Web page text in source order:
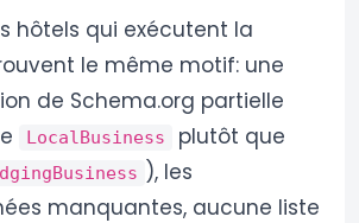
hôtels qui exécutent la
le même motif: une
de Schema.org partielle
LocalBusiness plutôt que
), les
manquantes, aucune liste